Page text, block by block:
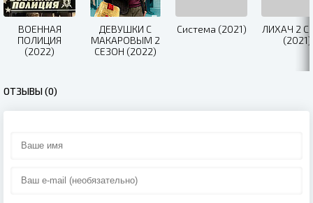
ВОЕННАЯ
ПОЛИЦИЯ
(2022)
ДЕВУШКИ С
МАКАРОВЫМ 2
СЕЗОН (2022)
Система (2021)
ЛИХАЧ 2
(2021)
ОТЗЫВЫ (0)